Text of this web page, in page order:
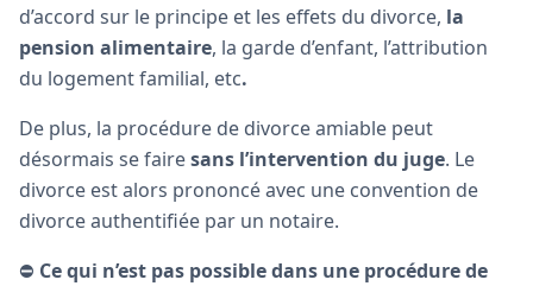
d’accord sur le principe et les effets du divorce, la
pension alimentaire, la garde d’enfant, l’attribution
du logement familial, etc.
De plus, la procédure de divorce amiable peut
désormais se fairesans l’intervention du juge. Le
divorce est alors prononcé avec une convention de
divorce authentifiée par un notaire.
⛔️ Ce qui n’est pas possible dans une procédure de